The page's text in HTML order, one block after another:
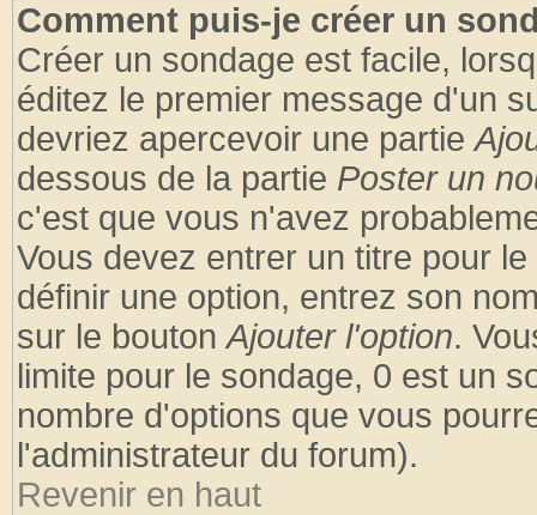
Comment puis-je créer un
Créer un sondage est facile,
éditez le premier message d'un
devriez apercevoir une partie
dessous de la partie Poster un
c'est que vous n'avez
Vous devez entrer un titre pour
définir une option, entrez son
sur le boutonAjouter l'option.
limite pour le sondage, 0 est un
nombre d'options que vous
l'administrateur du forum).
Revenir en haut